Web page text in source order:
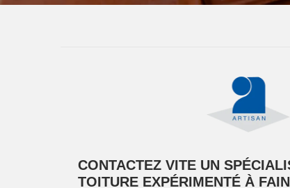
CONTACTEZ VITE UN
TOITURE EXPÉRIMENTÉ À